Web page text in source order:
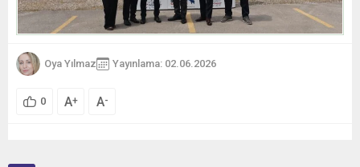
Oya Yılmaz Yayınlama: 02.06.2026
0 A+ A-